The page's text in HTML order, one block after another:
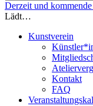
Derzeit und
Lädt…
Kunstverein
Kontakt
FAQ